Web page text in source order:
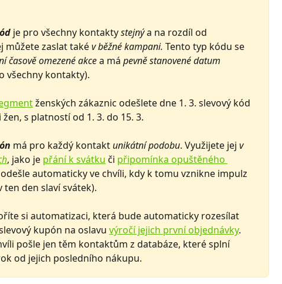
je pro všechny kontakty stejný a na rozdíl od
můžete zaslat také v běžné kampani. Tento typ kódu se
časově omezené akce a má pevně stanovené datum
všechny kontakty).
ženských zákaznic odešlete dne 1. 3. slevový kód
s platností od 1. 3. do 15. 3.
má pro každý kontakt unikátní podobu. Využijete jej v
, jako je přání k svátku či připomínka opuštěného
automaticky ve chvíli, kdy k tomu vznikne impulz
den slaví svátek).
si automatizaci, která bude automaticky rozesílat
kupón na oslavu výročí jejich první objednávky.
pošle jen těm kontaktům z databáze, které splní
od jejich posledního nákupu.